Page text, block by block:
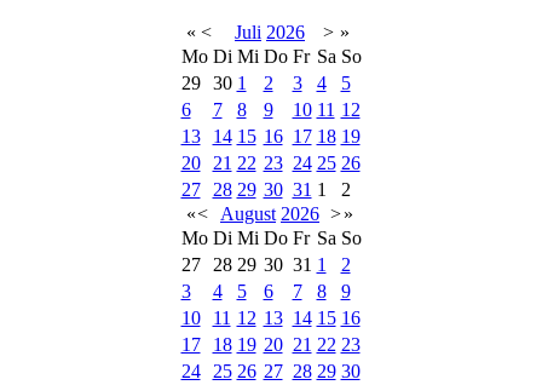
« < Juli 2026 > »
Mo Di Mi Do Fr Sa So
29
30 1 2 3 4
5
6
7 8 9 10 11 12
13
14 15 16 17 18 19
20
21 22 23 24 25 26
27
28 29 30 31 1
2
«< August 2026 >»
Mo Di Mi Do Fr Sa So
27
28 29 30 31 1
2
3
4 5 6 7 8
9
10
11 12 13 14 15 16
17
18 19 20 21 22 23
24
25 26 27 28 29 30